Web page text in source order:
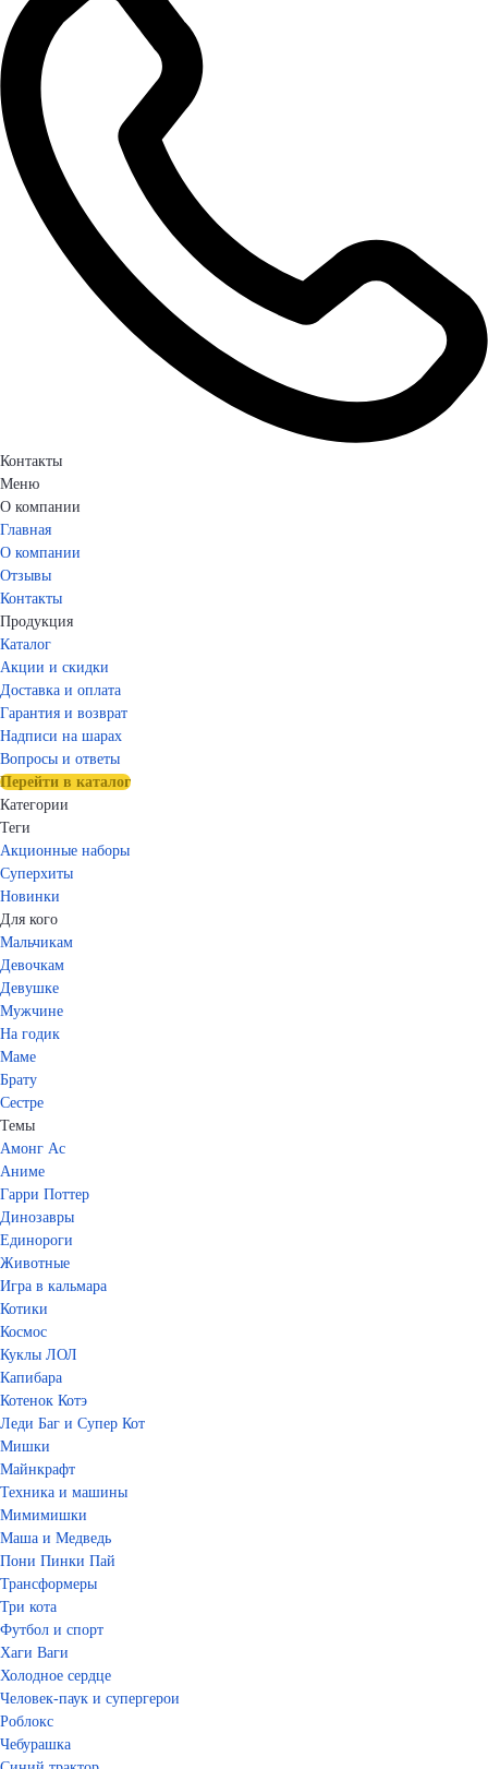
Контакты
Меню
О компании
Главная
О компании
Отзывы
Контакты
Продукция
Каталог
Акции и скидки
Доставка и оплата
Гарантия и возврат
Надписи на шарах
Вопросы и ответы
Перейти в каталог
Категории
Теги
Акционные наборы
Суперхиты
Новинки
Для кого
Мальчикам
Девочкам
Девушке
Мужчине
На годик
Маме
Брату
Сестре
Темы
Амонг Ас
Аниме
Гарри Поттер
Динозавры
Единороги
Животные
Игра в кальмара
Котики
Космос
Куклы ЛОЛ
Капибара
Котенок Котэ
Леди Баг и Супер Кот
Мишки
Майнкрафт
Техника и машины
Мимимишки
Маша и Медведь
Пони Пинки Пай
Трансформеры
Три кота
Футбол и спорт
Хаги Ваги
Холодное сердце
Человек-паук и супергерои
Роблокс
Чебурашка